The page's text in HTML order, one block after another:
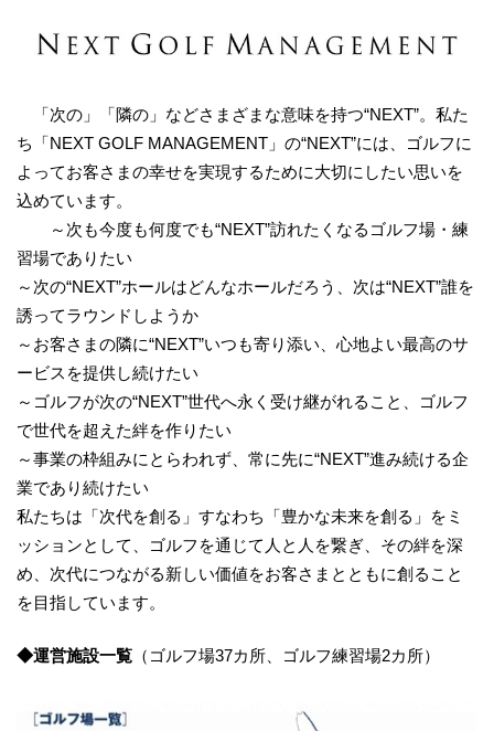
「次の」「隣の」などさまざまな意味を持つ“NEXT”。私た
ち「NEXT GOLF MANAGEMENT」の“NEXT”には、ゴルフに
よってお客さまの幸せを実現するために大切にしたい思いを
込めています。
～次も今度も何度でも“NEXT”訪れたくなるゴルフ場・練
習場でありたい
～次の“NEXT”ホールはどんなホールだろう、次は“NEXT”誰を
誘ってラウンドしようか
～お客さまの隣に“NEXT”いつも寄り添い、心地よい最高のサ
ービスを提供し続けたい
～ゴルフが次の“NEXT”世代へ永く受け継がれること、ゴルフ
で世代を超えた絆を作りたい
～事業の枠組みにとらわれず、常に先に“NEXT”進み続ける企
業であり続けたい
私たちは「次代を創る」すなわち「豊かな未来を創る」をミ
ッションとして、ゴルフを通じて人と人を繋ぎ、その絆を深
め、次代につながる新しい価値をお客さまとともに創ること
を目指しています。
◆運営施設一覧 （ゴルフ場37カ所、ゴルフ練習場2カ所）